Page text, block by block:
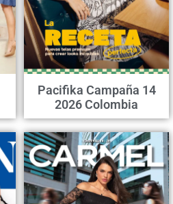
Pacifika Campaña 14
2026 Colombia